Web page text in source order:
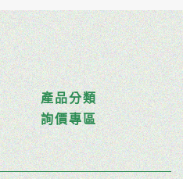
產品分類
詢價專區